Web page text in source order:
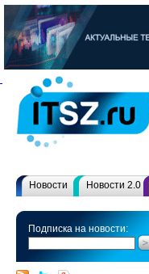
Новости Новости 2.0
Подписка на новости: